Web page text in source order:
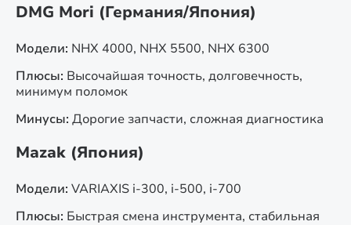
DMG Mori (Германия/Япония)
Модели: NHX 4000, NHX 5500, NHX 6300
Плюсы: Высочайшая точность, долговечность,
минимум поломок
Минусы: Дорогие запчасти, сложная диагностика
Mazak (Япония)
Модели: VARIAXIS i-300, i-500, i-700
Плюсы: Быстрая смена инструмента, стабильная